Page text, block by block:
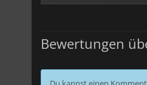
Bewertungen